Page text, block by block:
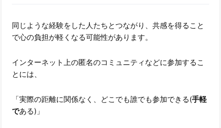
同じような経験をした人たちとつながり、共感を得ること
で心の負担が軽くなる可能性があります。
インターネット上の匿名のコミュニティなどに参加するこ
とには、
「実際の距離に関係なく、どこでも誰でも参加できる(手軽
である)」